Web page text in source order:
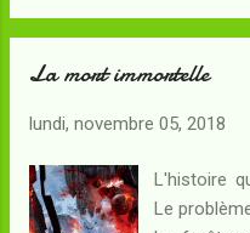
cette fois-
phase de
géante
il faut
construire
La mort immortelle
lundi, novembre 05, 2018
L'histoire
Le